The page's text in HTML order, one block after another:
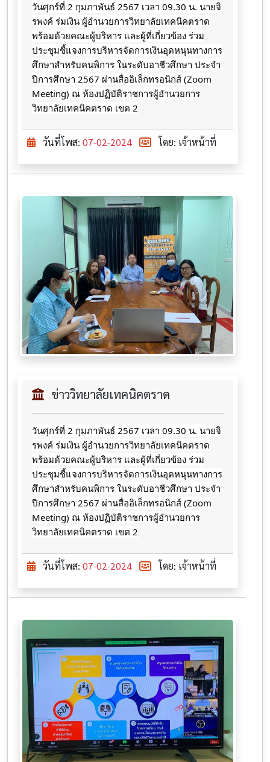
วันศุก​ร์ที่​ 2​ กุมภาพันธ์​ 2567​ เวลา​ 09.30​ น.​ นายจิ​
รพ​งค์​ ร​่​มเงิน​ ผู้​อ​ำ​น​ว​ยการ​วิทยาลัย​เทคนิค​ตราด​
พร้อม​ด้วย​คณะ​ผู้บริหาร​ และ​ผู้ที่เกี่ยวข้อง​ ร่วม
ประชุมชี้แจง​การ​บริหารจัดการเงินอุดหนุน​ทางการ
ศึกษ​าสำหรับ​คนพิการ​ ในระดับอาชีวศึกษา​ ประจำ​
ปีการศึกษา​ 2567​ ผ่านสื่ออิเล็กทรอนิกส์​ (Zoom
Meeting) ณ​ ห้อง​ปฏิบัติ​ราชการ​ผู้​อำนวยการ​
วิทยาลัย​เทคนิค​ตราด​ เขต​ 2
วันที่โพส: 07-02-2024 โดย: เจ้าหน้าที่
ข่าววิทยาลัยเทคนิคตราด
วันศุก​ร์ที่​ 2​ กุมภาพันธ์​ 2567​ เวลา​ 09.30​ น.​ นายจิ​
รพ​งค์​ ร​่​มเงิน​ ผู้​อ​ำ​น​ว​ยการ​วิทยาลัย​เทคนิค​ตราด​
พร้อม​ด้วย​คณะ​ผู้บริหาร​ และ​ผู้ที่เกี่ยวข้อง​ ร่วม
ประชุมชี้แจง​การ​บริหารจัดการเงินอุดหนุน​ทางการ
ศึกษ​าสำหรับ​คนพิการ​ ในระดับอาชีวศึกษา​ ประจำ​
ปีการศึกษา​ 2567​ ผ่านสื่ออิเล็กทรอนิกส์​ (Zoom
Meeting) ณ​ ห้อง​ปฏิบัติ​ราชการ​ผู้​อำนวยการ​
วิทยาลัย​เทคนิค​ตราด​ เขต​ 2
วันที่โพส: 07-02-2024 โดย: เจ้าหน้าที่